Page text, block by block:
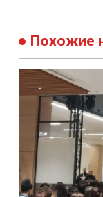
Похожие